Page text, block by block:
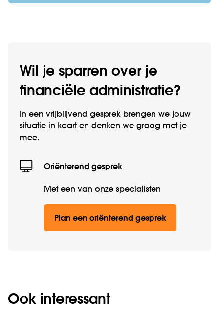
Wil je sparren over je
financiële administratie?
In een vrijblijvend gesprek brengen we jouw
situatie in kaart en denken we graag met je
mee.
Oriënterend gesprek
Met een van onze specialisten
Plan een oriënterend gesprek
Ook interessant